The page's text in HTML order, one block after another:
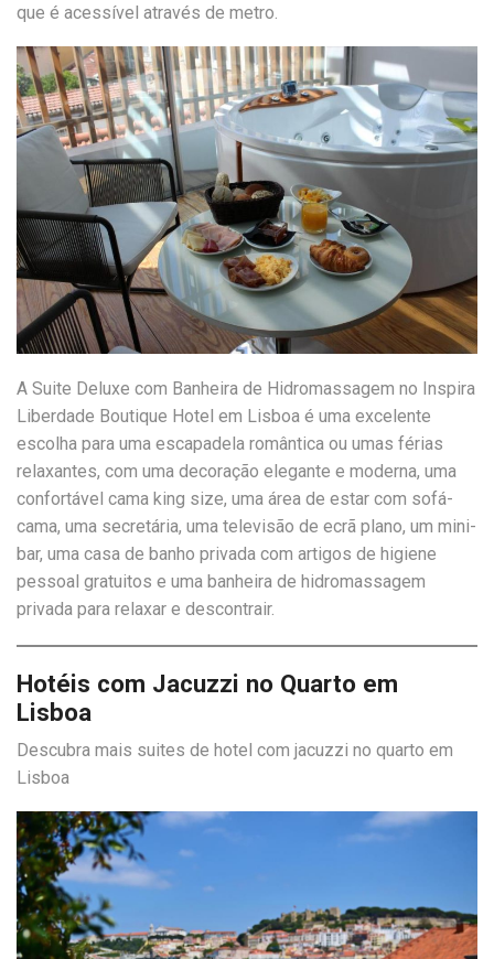
que é acessível através de metro.
A Suite Deluxe com Banheira de Hidromassagem no Inspira
Liberdade Boutique Hotel em Lisboa é uma excelente
escolha para uma escapadela romântica ou umas férias
relaxantes, com uma decoração elegante e moderna, uma
confortável cama king size, uma área de estar com sofá-
cama, uma secretária, uma televisão de ecrã plano, um mini-
bar, uma casa de banho privada com artigos de higiene
pessoal gratuitos e uma banheira de hidromassagem
privada para relaxar e descontrair.
Hotéis com Jacuzzi no Quarto em
Lisboa
Descubra mais suites de hotel com jacuzzi no quarto em
Lisboa